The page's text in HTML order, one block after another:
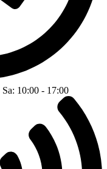
10:00 - 17:00